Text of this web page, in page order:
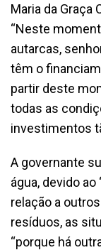
Maria da Graça
“Neste
autarcas,
têm o
partir deste
todas as
investimentos
A governante
água, devido ao
relação a
resíduos, as
“porque há